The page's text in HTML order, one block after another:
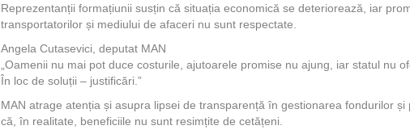
Reprezentanții formațiunii susțin că situația economică se deteriorează, iar
transportatorilor și mediului de afaceri nu sunt respectate.
Angela Cutasevici, deputat MAN
„Oamenii nu mai pot duce costurile, ajutoarele promise nu ajung, iar statul nu
În loc de soluții – justificări.”
MAN atrage atenția și asupra lipsei de transparență în gestionarea fondurilor
că, în realitate, beneficiile nu sunt resimțite de cetățeni.